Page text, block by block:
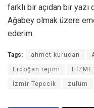
farklı bir açıdan bir
Ağabey olmak üzere
ederim.
Tags: ahmet kurucan
Erdoğan rejimi
İzmir Tepecik zulüm